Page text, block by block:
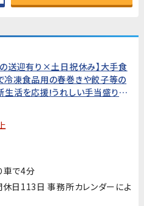
の送迎有り×土日祝休み】大手食
冷凍食品用の春巻きや餃子等の
活を応援!うれしい手当盛りだ
車で4分
日113日 事務所カレンダーによ